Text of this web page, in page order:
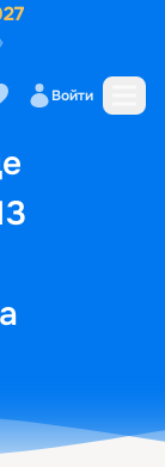
Войти
и